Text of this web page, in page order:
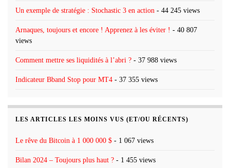
Un exemple de stratégie : Stochastic 3 en action - 44 245 views
Arnaques, toujours et encore ! Apprenez à les éviter ! - 40 807
views
Comment mettre ses liquidités à l’abri ? - 37 988 views
Indicateur Bband Stop pour MT4 - 37 355 views
LES ARTICLES LES MOINS VUS (ET/OU RÉCENTS)
Le rêve du Bitcoin à 1 000 000 $ - 1 067 views
Bilan 2024 – Toujours plus haut ? - 1 455 views